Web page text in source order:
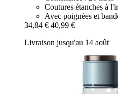
Coutures étanches à
Avec poignées et
34,84 € 40,99 €
Livraison jusqu'au 14 août